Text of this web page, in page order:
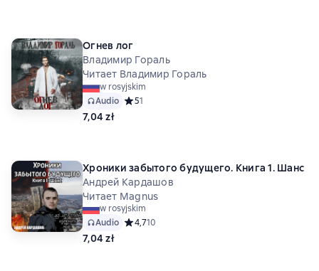
Огнев лог
Владимир Гораль
Читает Владимир Гораль
w rosyjskim
Audio Средний рейтинг 5 на основе 1 оценок
51
7,04 zł
Хроники забытого будущего. Книга 1. Шанс
Андрей Кардашов
Читает Magnus
w rosyjskim
Audio Средний рейтинг 4,7 на основе 10 оценок
4,710
7,04 zł